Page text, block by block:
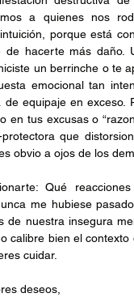
a quienes nos
porque está
de hacerte más daño.
un berrinche o te
emocional tan
de equipaje en
en tus excusas o
que
obvio a ojos de los
Qué
me hubiese
de nuestra insegura
calibre bien el
cuidar.
deseos,